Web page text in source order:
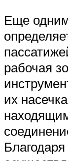
Еще
рабочая
их